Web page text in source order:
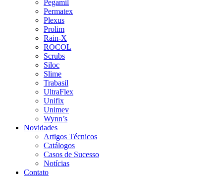
Pegamil
Permatex
Plexus
Prolim
Rain-X
ROCOL
Scrubs
Siloc
Slime
Trabasil
UltraFlex
Unifix
Unimev
Wynn’s
Novidades
Artigos Técnicos
Catálogos
Casos de Sucesso
Notícias
Contato